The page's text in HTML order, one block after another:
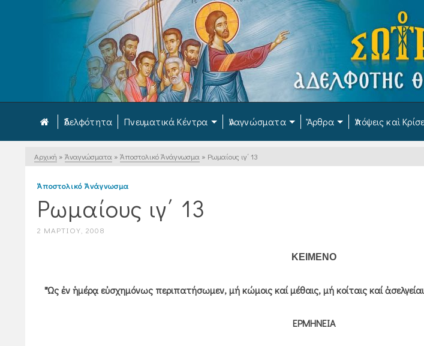
Ἀδελφότητα Πνευματικά Κέντρα Ἀναγνώσματα Ἄρθρα Ἀπόψεις καὶ
Αρχική » Ἀναγνώσματα » Ἀποστολικό Ἀνάγνωσμα » Ρωμαίους ιγ΄ 13
Ἀποστολικό Ἀνάγνωσμα
Ρωμαίους ιγ΄ 13
2 ΜΑΡΤΊΟΥ, 2008
ΚΕΙΜΕΝΟ
"Ὡς ἐν ἡμέρᾳ εὐσχημόνως περιπατήσωμεν, μή κώμοις καί μέθαις, μή κοίταις καί
ΕΡΜΗΝΕΙΑ